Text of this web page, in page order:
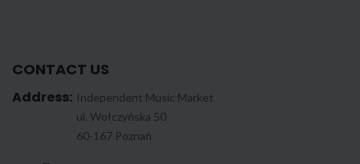
CONTACT US
Address: Independent Music Market
ul. Wołczyńska 50
60-167 Poznań